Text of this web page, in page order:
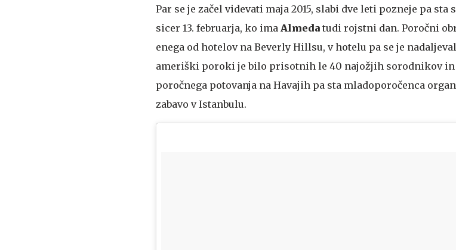
Par se je začel videvati maja 2015, slabi dve leti pozneje pa
sicer 13. februarja, ko ima Almeda tudi rojstni dan. Poročni
enega od hotelov na Beverly Hillsu, v hotelu pa se je
ameriški poroki je bilo prisotnih le 40 najožjih sorodnikov
poročnega potovanja na Havajih pa sta mladoporočenca
zabavo v Istanbulu.